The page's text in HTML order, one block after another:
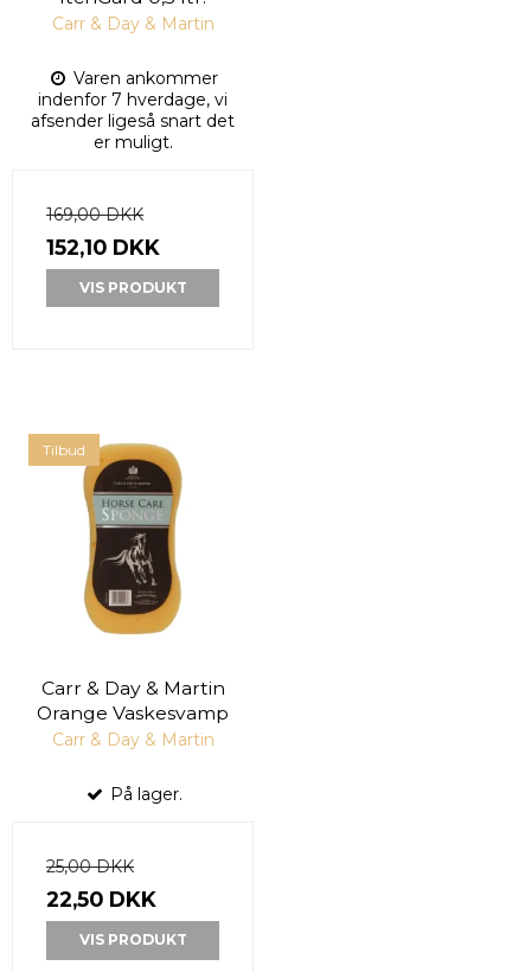
Carr & Day & Martin
Varen ankommer
indenfor 7 hverdage, vi
afsender ligeså snart det
er muligt.
169,00 DKK
152,10 DKK
VIS PRODUKT
Tilbud
Carr & Day & Martin
Orange Vaskesvamp
Carr & Day & Martin
På lager.
25,00 DKK
22,50 DKK
VIS PRODUKT